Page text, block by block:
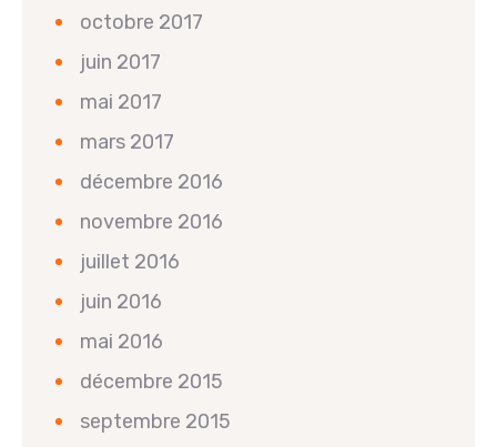
octobre 2017
juin 2017
mai 2017
mars 2017
décembre 2016
novembre 2016
juillet 2016
juin 2016
mai 2016
décembre 2015
septembre 2015